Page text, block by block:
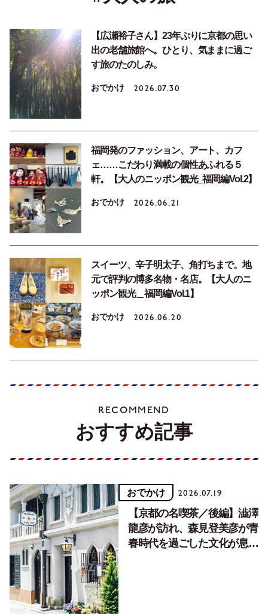
【広瀬裕子さん】23年ぶりに京都の思い
出の老舗旅館へ。ひとり、気ままに過ご
す旅のたのしみ。
おでかけ 2026.07.30
福岡発のファッション、アート、カフ
ェ……こだわり満載の個性あふれる５
軒。【大人のニッポン観光_福岡編Vol.2】
おでかけ 2026.06.21
スイーツ、辛子明太子、角打ちまで。地
元で評判の博多名物・名店。【大人のニ
ッポン観光＿福岡編Vol.1】
おでかけ 2026.06.20
RECOMMEND
おすすめ記事
おでかけ 2026.07.19
【京都の名喫茶／後編】澁澤
龍彦が訪れ、森見登美彦が青
春時代を過ごした文化が息づ